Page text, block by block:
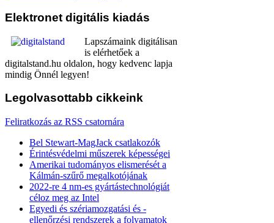
Elektronet digitális kiadás
Lapszámaink digitálisan
is elérhetőek a
digitalstand.hu oldalon, hogy kedvenc lapja
mindig Önnél legyen!
Legolvasottabb cikkeink
Feliratkozás az RSS csatornára
Bel Stewart-MagJack csatlakozók
Érintésvédelmi műszerek képességei
Amerikai tudományos elismerését a
Kálmán-szűrő megalkotójának
2022-re 4 nm-es gyártástechnológiát
céloz meg az Intel
Egyedi és szériamozgatási és -
ellenőrzési rendszerek a folyamatok